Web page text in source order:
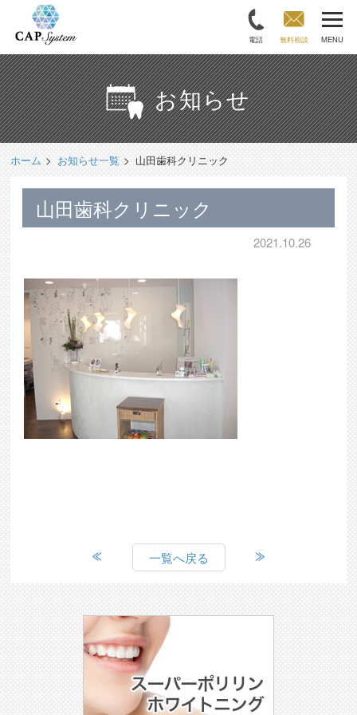
電話 無料相談 MENU
お知らせ
ホーム お知らせ一覧 山田歯科クリニック
山田歯科クリニック
2021.10.26
一覧へ戻る